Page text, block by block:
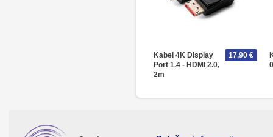
Kabel 4K Display
Port 1.4 - HDMI 2.0,
2m
17,90 €